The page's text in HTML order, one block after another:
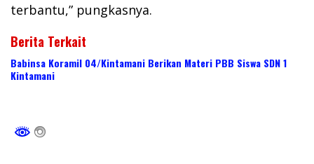
terbantu,” pungkasnya.
Berita Terkait
Babinsa Koramil 04/Kintamani Berikan Materi PBB Siswa SDN 1
Kintamani